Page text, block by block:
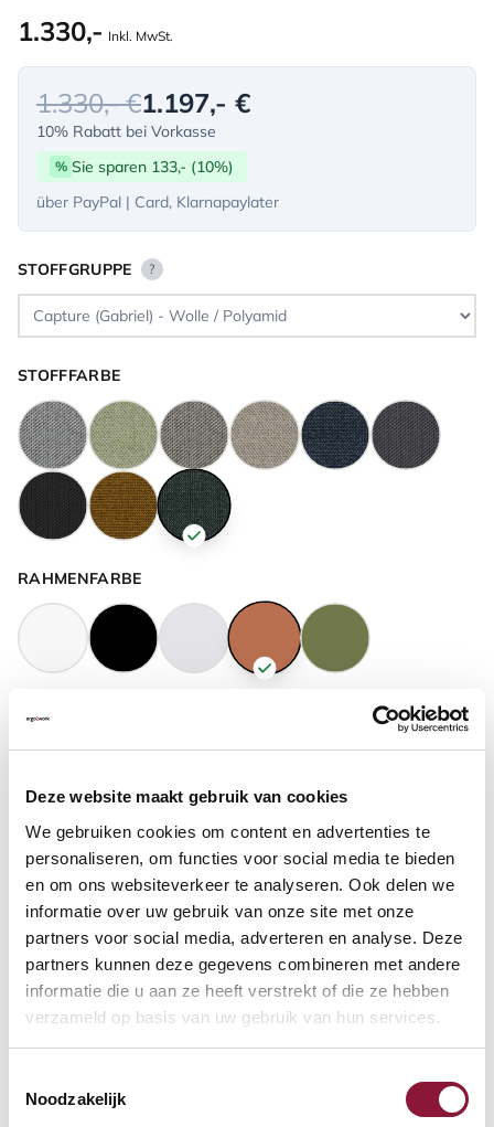
Deze website maakt gebruik van cookies
We gebruiken cookies om content en advertenties te
personaliseren, om functies voor social media te bieden
en om ons websiteverkeer te analyseren. Ook delen we
informatie over uw gebruik van onze site met onze
partners voor social media, adverteren en analyse. Deze
partners kunnen deze gegevens combineren met andere
informatie die u aan ze heeft verstrekt of die ze hebben
verzameld op basis van uw gebruik van hun services.
Noodzakelijk
1.330,- Inkl. MwSt.
1.330,- €1.197,- €
10% Rabatt bei Vorkasse
% Sie sparen 133,- (10%)
über PayPal | Card, Klarnapaylater
STOFFGRUPPE ?
STOFFFARBE
RAHMENFARBE
FUSSRING ?
FUSSRING AUS POLIERTEM ALUMINIUM